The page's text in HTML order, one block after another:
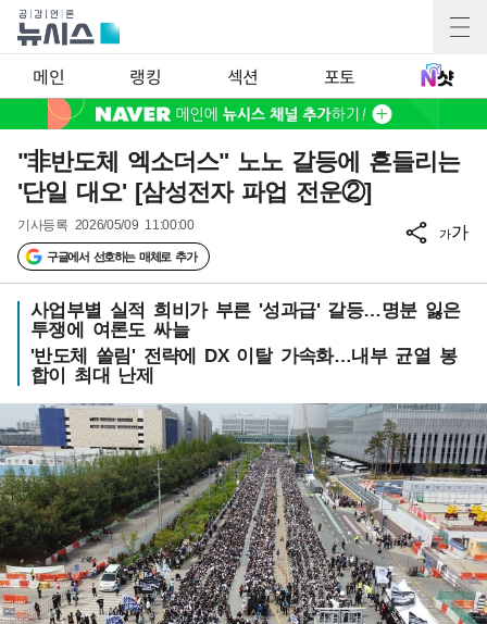
메인 랭킹 섹션 포토
"非반도체 엑소더스" 노노 갈등에 흔들리는
'단일 대오' [삼성전자 파업 전운②]
기사등록 2026/05/09 11:00:00
구글에서 선호하는 매체로 추가
가가
사업부별 실적 희비가 부른 '성과급' 갈등…명분 잃은
투쟁에 여론도 싸늘
'반도체 쏠림' 전략에 DX 이탈 가속화…내부 균열 봉
합이 최대 난제